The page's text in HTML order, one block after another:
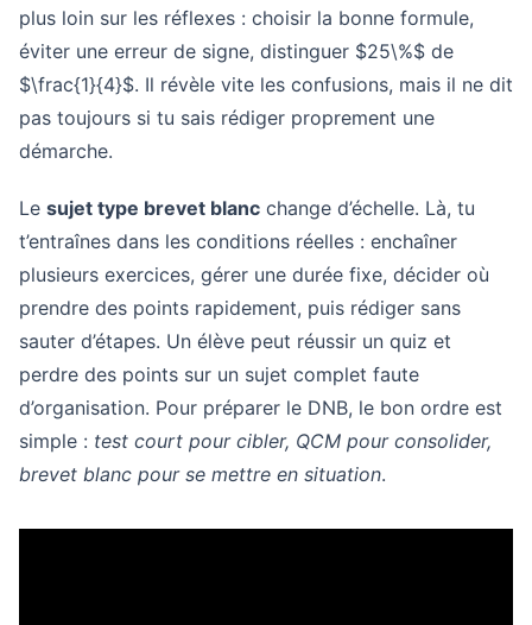
plus loin sur les réflexes : choisir la bonne formule,
éviter une erreur de signe, distinguer $25\%$ de
$\frac{1}{4}$. Il révèle vite les confusions, mais il ne dit
pas toujours si tu sais rédiger proprement une
démarche.
Le sujet type brevet blanc change d’échelle. Là, tu
t’entraînes dans les conditions réelles : enchaîner
plusieurs exercices, gérer une durée fixe, décider où
prendre des points rapidement, puis rédiger sans
sauter d’étapes. Un élève peut réussir un quiz et
perdre des points sur un sujet complet faute
d’organisation. Pour préparer le DNB, le bon ordre est
simple : test court pour cibler, QCM pour consolider,
brevet blanc pour se mettre en situation.